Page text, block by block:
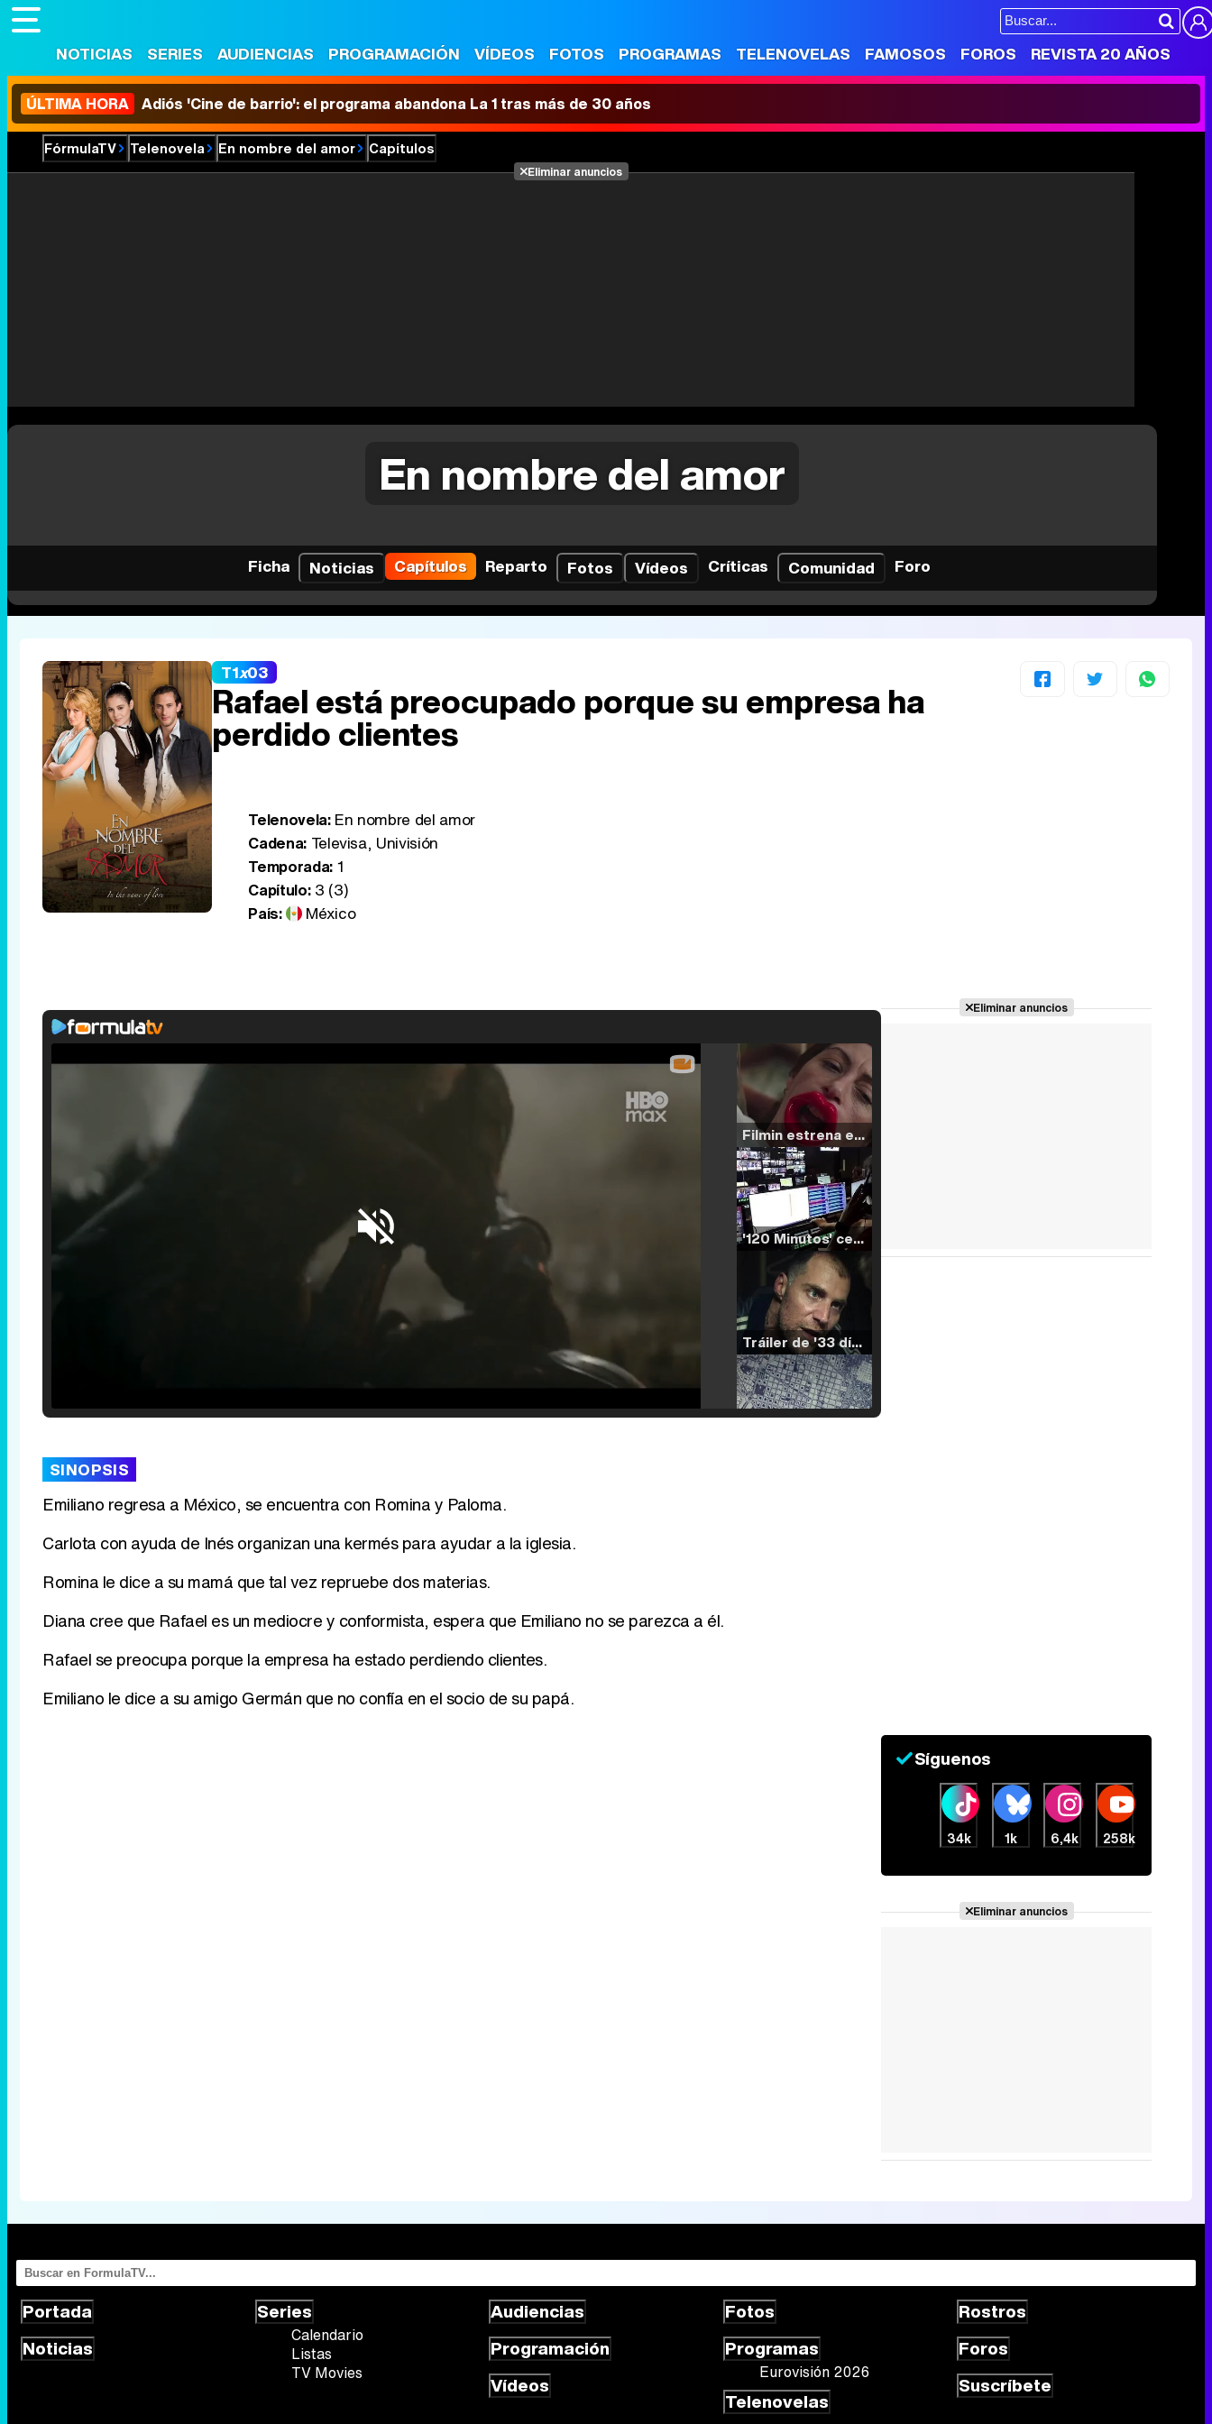
NOTICIAS SERIES AUDIENCIAS PROGRAMACIÓN VÍDEOS FOTOS PROGRAMAS TELENOVELAS FAMOSOS FOROS REVISTA 20 AÑOS
ÚLTIMA HORA Adiós 'Cine de barrio': el programa abandona La 1 tras más de 30 años
FórmulaTV Telenovela En nombre del amor Capítulos
Eliminar anuncios
En nombre del amor
Ficha Noticias Capítulos Reparto Fotos Vídeos Críticas Comunidad Foro
T1x03
Rafael está preocupado porque su empresa ha
perdido clientes
Telenovela:En nombre del amor
Cadena:Televisa, Univisión
Temporada:1
Capítulo:3 (3)
País:
México
Filmin estrena el tráiler de 'Millennial Mal', su nueva comedia universitaria de la mano de Lorena Iglesias
'120 Minutos' celebra sus 2.000 programas en Telemadrid con un vídeo del día a día en la redacción
Tráiler de '33 días', la nueva serie de Atresplayer con Julián Villagrán y José Manuel Poga
SINOPSIS
Emiliano regresa a México, se encuentra con Romina y Paloma.
Carlota con ayuda de Inés organizan una kermés para ayudar a la iglesia.
Romina le dice a su mamá que tal vez repruebe dos materias.
Diana cree que Rafael es un mediocre y conformista, espera que Emiliano no se parezca a él.
Rafael se preocupa porque la empresa ha estado perdiendo clientes.
Emiliano le dice a su amigo Germán que no confía en el socio de su papá.
Eliminar anuncios
Síguenos
34k 1k 6,4k 258k
Eliminar anuncios
Portada
Noticias
Series
Calendario
Listas
TV Movies
Audiencias
Programación
Vídeos
Fotos
Programas
Eurovisión 2026
Telenovelas
Rostros
Foros
Suscríbete